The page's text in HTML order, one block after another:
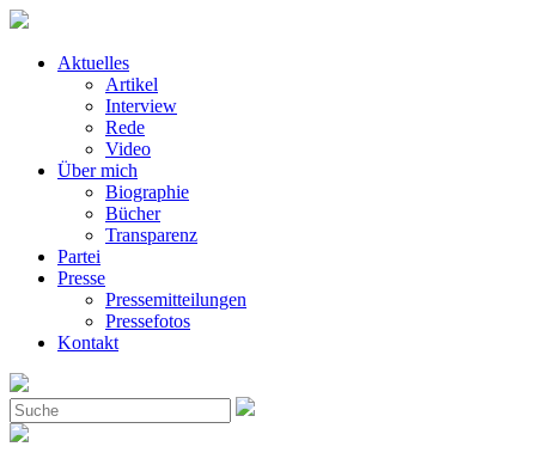
Aktuelles
Artikel
Interview
Rede
Video
Über mich
Biographie
Bücher
Transparenz
Partei
Presse
Pressemitteilungen
Pressefotos
Kontakt